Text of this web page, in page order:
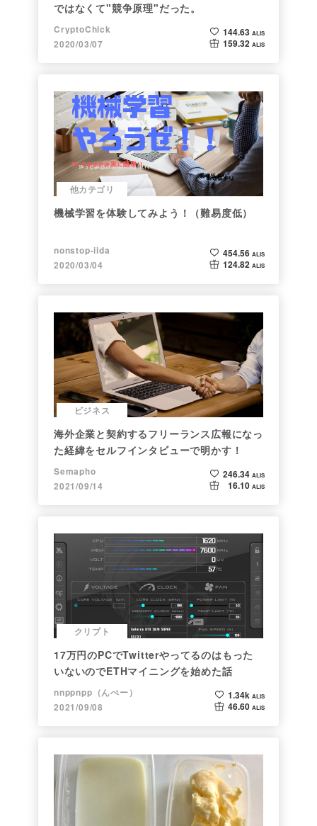
ではなくて"競争原理"だった。
CryptoChick
2020/03/07
144.63 ALIS
159.32 ALIS
他カテゴリ
機械学習を体験してみよう！（難易度低）
nonstop-iida
2020/03/04
454.56 ALIS
124.82 ALIS
ビジネス
海外企業と契約するフリーランス広報になっ
た経緯をセルフインタビューで明かす！
Semapho
2021/09/14
246.34 ALIS
16.10 ALIS
クリプト
17万円のPCでTwitterやってるのはもった
いないのでETHマイニングを始めた話
nnppnpp（んぺー）
2021/09/08
1.34k ALIS
46.60 ALIS